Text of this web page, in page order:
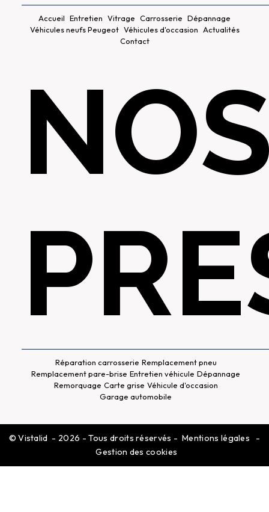
Accueil Entretien Vitrage Carrosserie Dépannage
Véhicules neufs Peugeot Véhicules d'occasion Actualités
Contact
Réparation carrosserie Remplacement pneu
Remplacement pare-brise Entretien véhicule Dépannage
Remorquage Carte grise Véhicule d'occasion
Garage automobile
©Vistalid - 2026 - Tous droits réservés - Mentions légales
-
Gestion des cookies